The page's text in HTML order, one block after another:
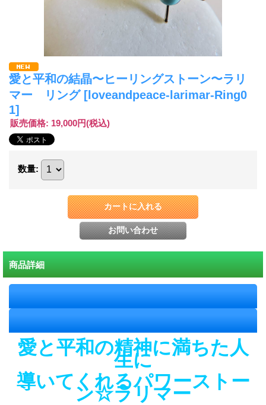
愛と平和の結晶〜ヒーリングストーン〜ラリ
マー リング [loveandpeace-larimar-Ring0
1]
販売価格: 19,000円(税込)
数量:
商品詳細
愛と平和の精神に満ちた人
生に
導いてくれるパワーストー
ン☆ラリマー